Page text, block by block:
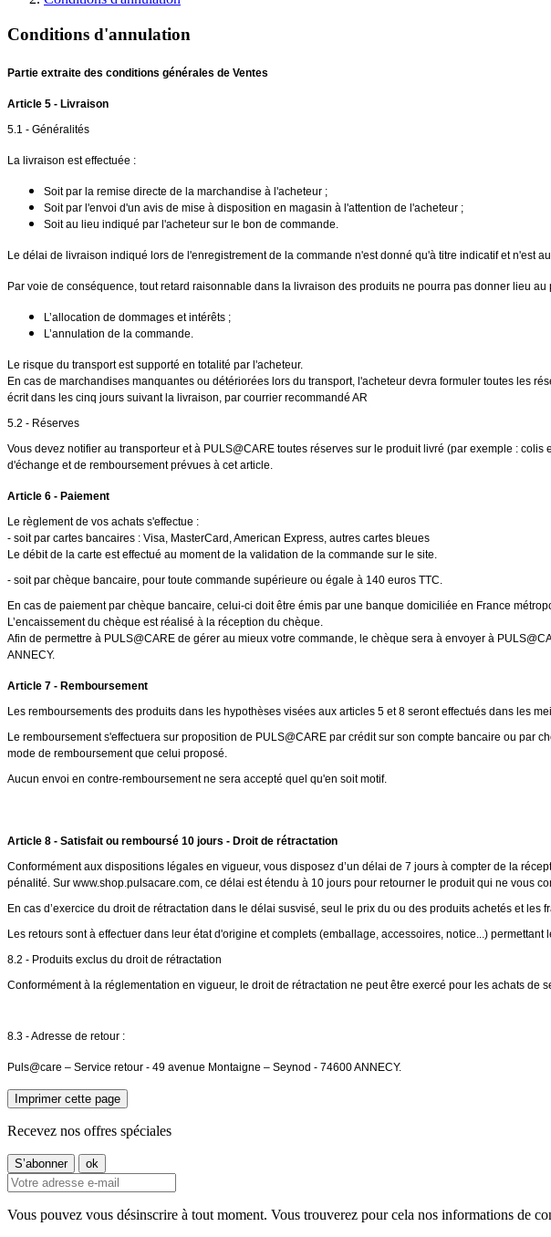
Conditions d'annulation
Partie extraite des conditions générales de Ventes
Article 5 - Livraison
5.1 - Généralités
La livraison est effectuée :
Soit par la remise directe de la marchandise à l'acheteur ;
Soit par l'envoi d'un avis de mise à disposition en magasin à l'attention de l'acheteur ;
Soit au lieu indiqué par l'acheteur sur le bon de commande.
Le délai de livraison indiqué lors de l'enregistrement de la commande n'est donné qu'à titre indicatif et n'est
Par voie de conséquence, tout retard raisonnable dans la livraison des produits ne pourra pas donner lieu au
L’allocation de dommages et intérêts ;
L’annulation de la commande.
Le risque du transport est supporté en totalité par l'acheteur.
En cas de marchandises manquantes ou détériorées lors du transport, l'acheteur devra formuler toutes les
écrit dans les cinq jours suivant la livraison, par courrier recommandé AR
5.2 - Réserves
Vous devez notifier au transporteur et à PULS@CARE toutes réserves sur le produit livré (par exemple :
d'échange et de remboursement prévues à cet article.
Article 6 - Paiement
Le règlement de vos achats s'effectue :
- soit par cartes bancaires : Visa, MasterCard, American Express, autres cartes bleues
Le débit de la carte est effectué au moment de la validation de la commande sur le site.
- soit par chèque bancaire, pour toute commande supérieure ou égale à 140 euros TTC.
En cas de paiement par chèque bancaire, celui-ci doit être émis par une banque domiciliée en France
L’encaissement du chèque est réalisé à la réception du chèque.
Afin de permettre à PULS@CARE de gérer au mieux votre commande, le chèque sera à envoyer à
ANNECY.
Article 7 - Remboursement
Les remboursements des produits dans les hypothèses visées aux articles 5 et 8 seront effectués dans les
Le remboursement s'effectuera sur proposition de PULS@CARE par crédit sur son compte bancaire ou
mode de remboursement que celui proposé.
Aucun envoi en contre-remboursement ne sera accepté quel qu'en soit motif.
Article 8 - Satisfait ou remboursé 10 jours - Droit de rétractation
Conformément aux dispositions légales en vigueur, vous disposez d’un délai de 7 jours à compter de la
pénalité. Sur www.shop.pulsacare.com, ce délai est étendu à 10 jours pour retourner le produit qui ne vous
En cas d’exercice du droit de rétractation dans le délai susvisé, seul le prix du ou des produits achetés et les
Les retours sont à effectuer dans leur état d'origine et complets (emballage, accessoires, notice...)
8.2 - Produits exclus du droit de rétractation
Conformément à la réglementation en vigueur, le droit de rétractation ne peut être exercé pour les achats de
8.3 - Adresse de retour :
Puls@care – Service retour - 49 avenue Montaigne – Seynod - 74600 ANNECY.
Recevez nos offres spéciales
Vous pouvez vous désinscrire à tout moment. Vous trouverez pour cela nos informations de